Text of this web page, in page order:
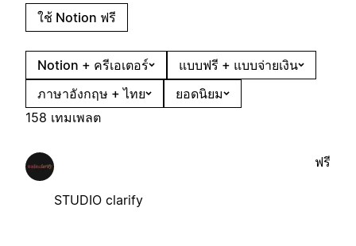
ใช้ Notion ฟรี
Notion + ครีเอเตอร์
แบบฟรี + แบบจ่ายเงิน
ภาษาอังกฤษ + ไทย
ยอดนิยม
158 เทมเพลต
STUDIO clarify
ฟรี